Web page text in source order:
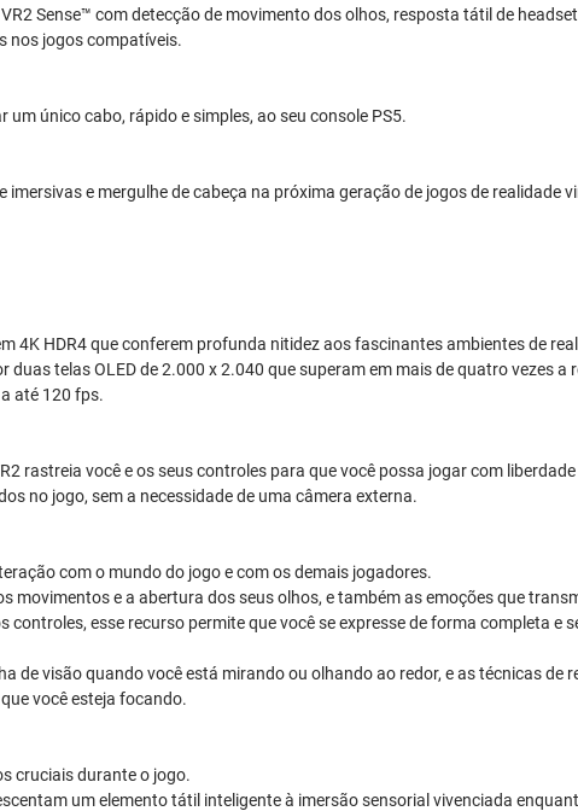
Sense™ com detecção de movimento dos olhos, resposta tátil de
nos jogos compatíveis.
único cabo, rápido e simples, ao seu console PS5.
e mergulhe de cabeça na próxima geração de jogos de realidade
4K HDR4 que conferem profunda nitidez aos fascinantes ambientes de
telas OLED de 2.000 x 2.040 que superam em mais de quatro vezes
até 120 fps.
rastreia você e os seus controles para que você possa jogar com
no jogo, sem a necessidade de uma câmera externa.
com o mundo do jogo e com os demais jogadores.
movimentos e a abertura dos seus olhos, e também as emoções que
esse recurso permite que você se expresse de forma completa e
de visão quando você está mirando ou olhando ao redor, e as técnicas
você esteja focando.
cruciais durante o jogo.
um elemento tátil inteligente à imersão sensorial vivenciada